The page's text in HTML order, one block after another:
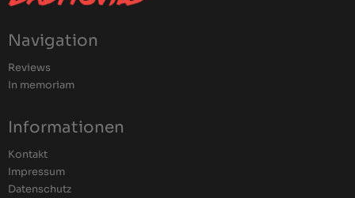
Navigation
Reviews
In memoriam
Informationen
Kontakt
Impressum
Datenschutz